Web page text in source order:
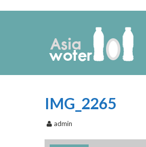
IMG_2265
admin